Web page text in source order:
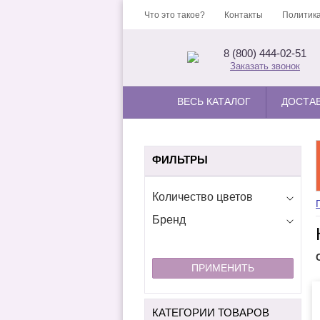
Что это такое? Контакты
8 (800) 444-02-51
Заказать звонок
ВЕСЬ КАТАЛОГ
ФИЛЬТРЫ
Количество цветов
Бренд
ПРИМЕНИТЬ
КАТЕГОРИИ ТОВАРОВ